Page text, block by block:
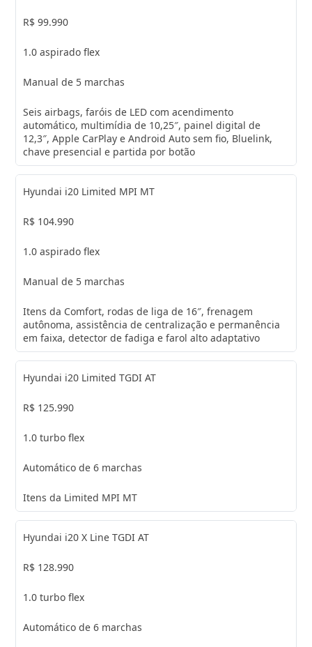
R$ 99.990
1.0 aspirado flex
Manual de 5 marchas
Seis airbags, faróis de LED com acendimento
automático, multimídia de 10,25″, painel digital de
12,3″, Apple CarPlay e Android Auto sem fio, Bluelink,
chave presencial e partida por botão
Hyundai i20 Limited MPI MT
R$ 104.990
1.0 aspirado flex
Manual de 5 marchas
Itens da Comfort, rodas de liga de 16″, frenagem
autônoma, assistência de centralização e permanência
em faixa, detector de fadiga e farol alto adaptativo
Hyundai i20 Limited TGDI AT
R$ 125.990
1.0 turbo flex
Automático de 6 marchas
Itens da Limited MPI MT
Hyundai i20 X Line TGDI AT
R$ 128.990
1.0 turbo flex
Automático de 6 marchas